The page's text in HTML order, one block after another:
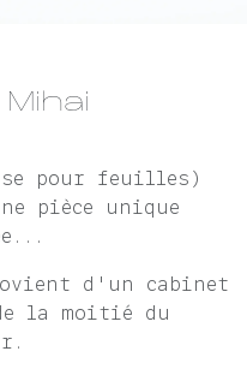
pour feuilles)
pièce unique
d'un cabinet
la moitié du